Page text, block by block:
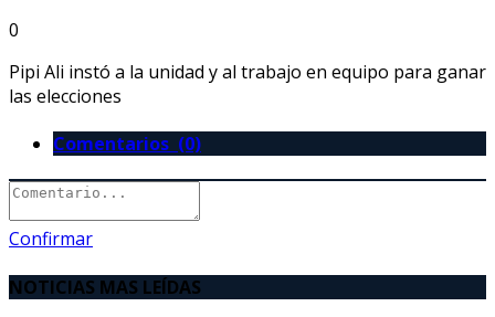
0
Pipi Ali instó a la unidad y al trabajo en equipo para ganar
las elecciones
Comentarios (0)
Confirmar
NOTICIAS MAS LEÍDAS